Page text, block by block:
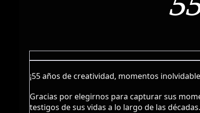
¡55 años de creatividad, momentos
Gracias por elegirnos para capturar sus
testigos de sus vidas a lo largo de las décadas.